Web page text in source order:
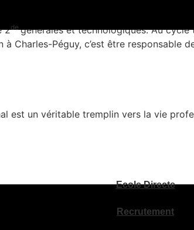
2de générales et technologiques. Au cycle
Charles-Péguy, c’est être
est un véritable tremplin vers la vie
Ecole Directe
Recrutement